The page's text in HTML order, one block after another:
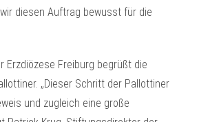
diesen Auftrag bewusst für die
Erzdiözese Freiburg begrüßt die
„Dieser Schritt der Pallottiner
und zugleich eine große